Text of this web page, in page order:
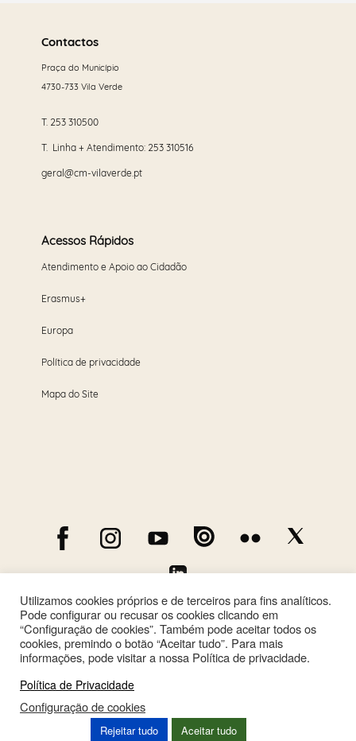
maisContactos
Praça do Município
4730-733 Vila Verde
T. 253 310500
T. Linha + Atendimento: 253 310516
geral@cm-vilaverde.pt
Acessos Rápidos
Atendimento e Apoio ao Cidadão
Erasmus+
Europa
Política de privacidade
Mapa do Site
Utilizamos cookies próprios e de terceiros para fins analíticos.
Pode configurar ou recusar os cookies clicando em
“Configuração de cookies”. Também pode aceitar todos os
cookies, premindo o botão “Aceitar tudo”. Para mais
informações, pode visitar a nossa Política de privacidade.
Política de Privacidade
Configuração de cookies
Rejeitar tudo Aceitar tudo
This site is registered onwpml.orgas a development site. Switch to a production